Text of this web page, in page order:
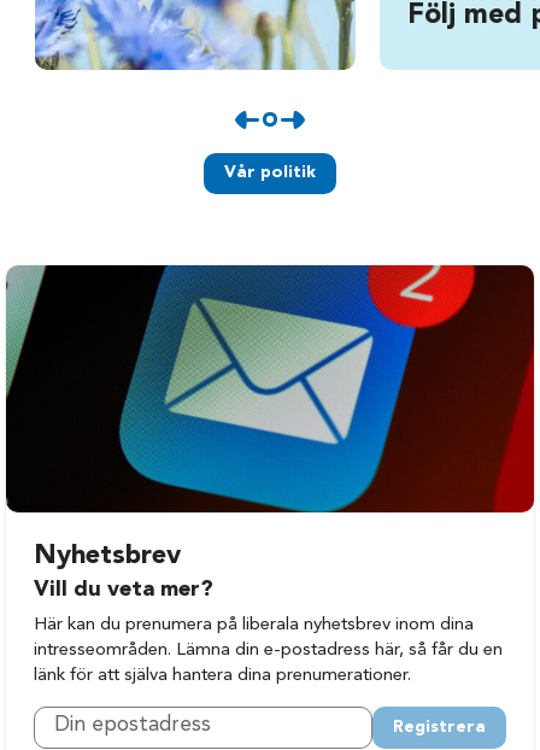
Följ med
Vår politik
Nyhetsbrev
Vill du veta mer?
Här kan du prenumera på liberala nyhetsbrev inom dina
intresseområden. Lämna din e-postadress här, så får du en
länk för att själva hantera dina prenumerationer.
Registrera